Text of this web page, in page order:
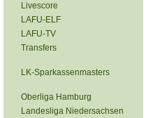
Livescore
LAFU-ELF
LAFU-TV
Transfers
LK-Sparkassenmasters
Oberliga Hamburg
Landesliga Niedersachsen